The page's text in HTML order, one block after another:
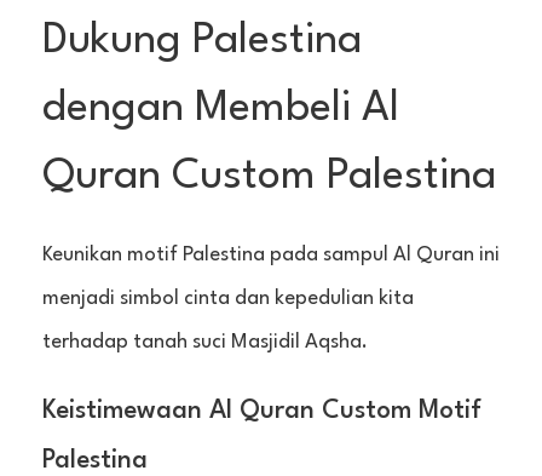
Dukung Palestina
dengan Membeli Al
Quran Custom Palestina
Keunikan motif Palestina pada sampul Al Quran ini
menjadi simbol cinta dan kepedulian kita
terhadap tanah suci Masjidil Aqsha.
Keistimewaan Al Quran Custom Motif
Palestina